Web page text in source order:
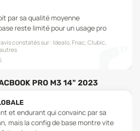
par sa qualité moyenne
reste limité pour un usage pro
constatés sur : Idealo, Fnac, Clubic,
PRO M3 14" 2023
et endurant qui convainc par sa
mais la config de base montre vite